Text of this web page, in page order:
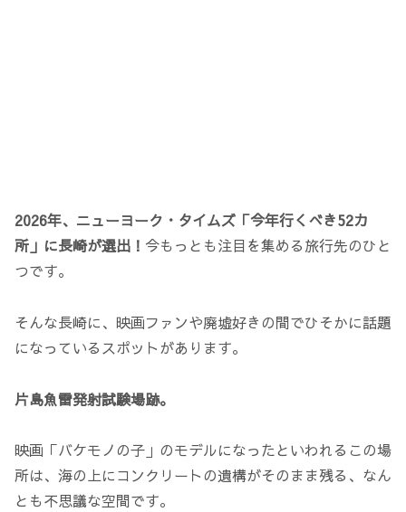
2026年、ニューヨーク・タイムズ「今年行くべき52カ
所」に長崎が選出！ 今もっとも注目を集める旅行先のひと
つです。
そんな長崎に、映画ファンや廃墟好きの間でひそかに話題
になっているスポットがあります。
片島魚雷発射試験場跡。
映画「バケモノの子」のモデルになったといわれるこの場
所は、海の上にコンクリートの遺構がそのまま残る、なん
とも不思議な空間です。